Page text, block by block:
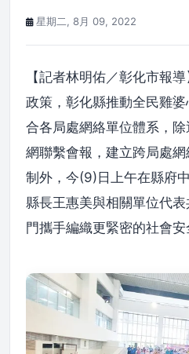
星期二, 8月 09, 2022
【記者林明佑／彰化市報
政策，彰化縣推動全民雞
合各局處網絡單位體系，
網聯繫會報，建立跨局處
制外，今(9)日上午在縣府
縣長王惠美與相關單位代
門攜手編織更緊密的社會安